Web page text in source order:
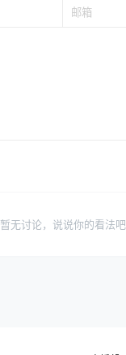
暂无讨论，说说你的看法吧